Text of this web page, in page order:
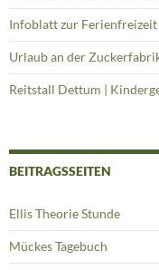
Infoblatt zur Ferienfreizeit
Urlaub an der
Reitstall Dettum |
BEITRAGSSEITEN
Ellis Theorie Stunde
Mückes Tagebuch